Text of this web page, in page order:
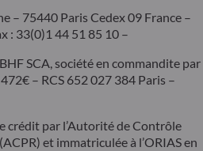
– 75440 Paris Cedex 09 France –
: 33(0)1 44 51 85 10 –
SCA, société en commandite par
– RCS 652 027 384 Paris –
crédit par l’Autorité de Contrôle
et immatriculée à l’ORIAS en